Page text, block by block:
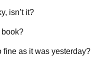
isn’t it?
book?
fine as it was yesterday?